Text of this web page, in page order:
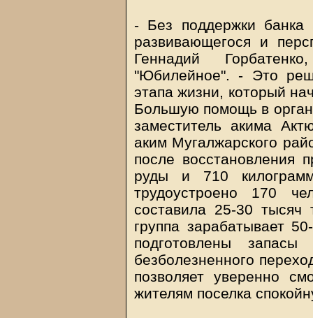
- Без поддержки
развивающегося и
Геннадий
"Юбилейное". - Это
этапа жизни, который
Большую помощь в
заместитель акима
аким Мугалжарского
после восстановления
руды и 710
трудоустроено 170
составила 25-30
группа зарабатывает
подготовлены
безболезненного
позволяет уверенно
жителям поселка